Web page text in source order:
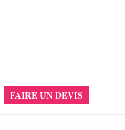
FAIRE UN DEVIS